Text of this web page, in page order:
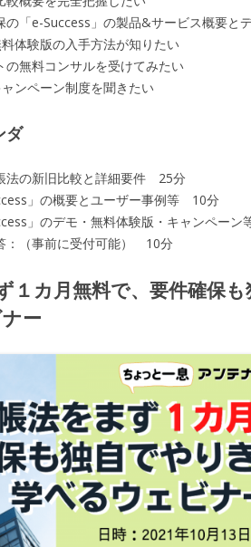
の「e-Success」の製品&サービス概要と
料体験版の入手方法が知りたい
の無料コンサルを受けてみたい
ャンペーン制度を聞きたい
ダ
の新旧比較と詳細要件 25分
」の概要とユーザー事例等 10分
」のデモ・無料体験版・キャンペー
（事前に受付可能） 10分
１カ月無料で、要件確保
ー